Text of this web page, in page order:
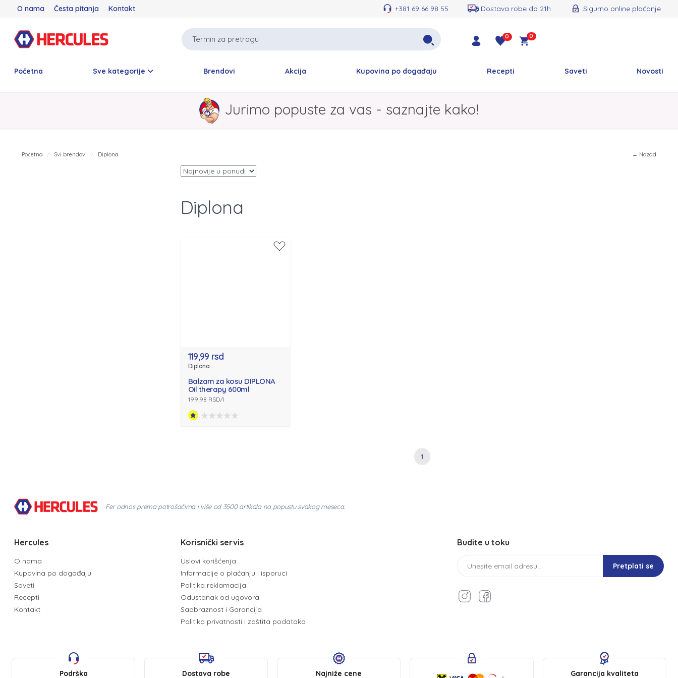
O nama Česta pitanja Kontakt +381 69 66 98 55 Dostava robe do 21h Sigurno online plaćanje
0 0
Početna Sve kategorije Brendovi Akcija Kupovina po događaju Recepti Saveti Novosti
Jurimo popuste za vas - saznajte kako!
Početna Svi brendovi Diplona ← Nazad
Diplona
119,99 rsd
Diplona
Balzam za kosu DIPLONA
Oil therapy 600ml
199.98 RSD/l
1
Fer odnos prema potrošačima i više od 3500 artikala na popustu svakog meseca.
Hercules
O nama
Kupovina po događaju
Saveti
Recepti
Kontakt
Korisnički servis
Uslovi korišćenja
Informacije o plaćanju i isporuci
Politika reklamacija
Odustanak od ugovora
Saobraznost i Garancija
Politika privatnosti i zaštita podataka
Budite u toku
Pretplati se
Podrška Dostava robe Najniže cene Garancija kvaliteta